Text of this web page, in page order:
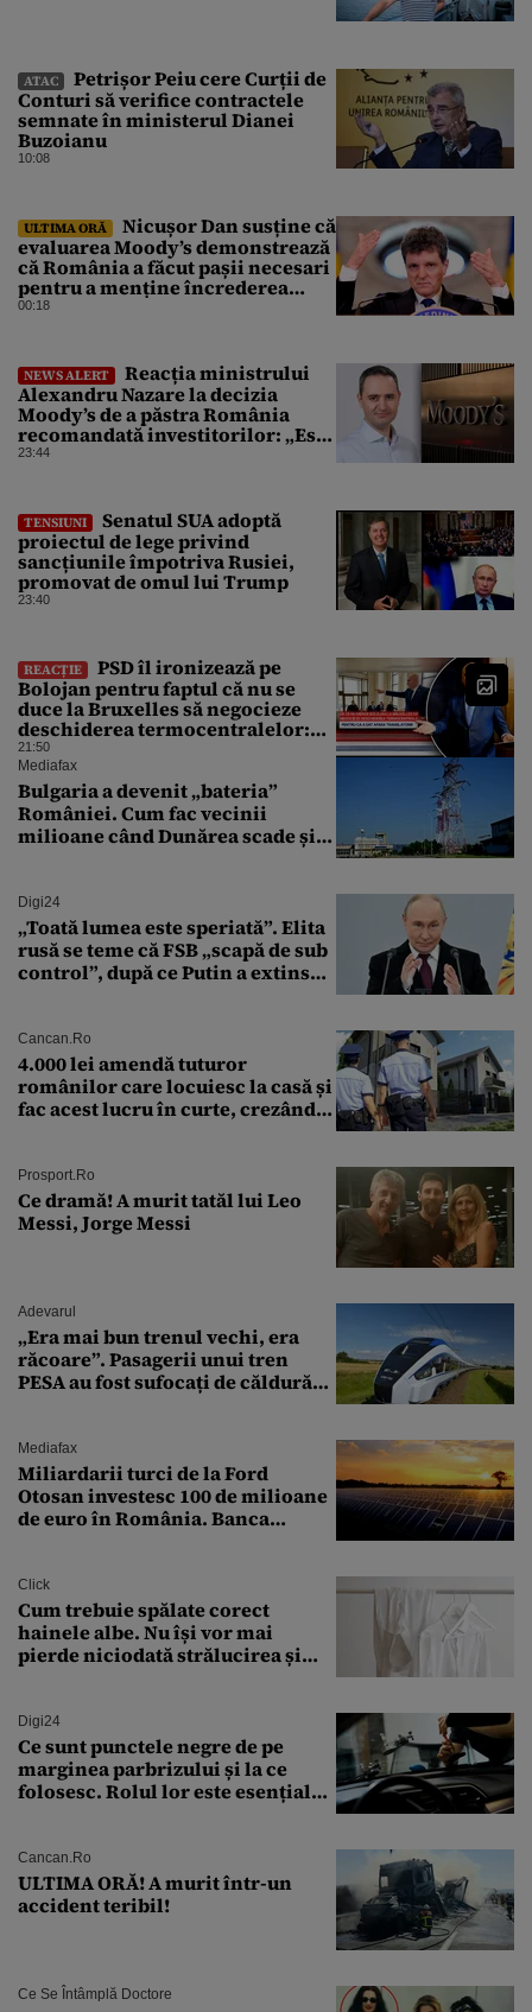
ATAC
Petrișor Peiu cere Curții de
Conturi să verifice contractele
semnate în ministerul Dianei
Buzoianu
10:08
ULTIMA ORĂ
Nicușor Dan susține că
evaluarea Moody’s demonstrează
că România a făcut pașii necesari
pentru a menține încrederea
investitorilor: „Totuși,
00:18
NEWS ALERT
Reacția ministrului
Alexandru Nazare la decizia
Moody’s de a păstra România
recomandată investitorilor: „Este
un răgaz, dar în niciun caz un
23:44
TENSIUNI
Senatul SUA adoptă
proiectul de lege privind
sancțiunile împotriva Rusiei,
promovat de omul lui Trump
23:40
REACȚIE
PSD îl ironizează pe
Bolojan pentru faptul că nu se
duce la Bruxelles să negocieze
deschiderea termocentralelor:
„Pentru că a dat afară
translatorii”
21:50
Mediafax
Bulgaria a devenit „bateria”
României. Cum fac vecinii
milioane când Dunărea scade și
Digi24
„Toată lumea este speriată”. Elita
rusă se teme că FSB „scapă de sub
control”, după ce Putin a extins
Cancan.ro
4.000 lei amendă tuturor
românilor care locuiesc la casă și
fac acest lucru în curte, crezând
Prosport.ro
Ce dramă! A murit tatăl lui Leo
Messi, Jorge Messi
Adevarul
„Era mai bun trenul vechi, era
răcoare”. Pasagerii unui tren
PESA au fost sufocați de căldură
Mediafax
Miliardarii turci de la Ford
Otosan investesc 100 de milioane
de euro în România. Banca
Click
Cum trebuie spălate corect
hainele albe. Nu își vor mai
pierde niciodată strălucirea și
Digi24
Ce sunt punctele negre de pe
marginea parbrizului și la ce
folosesc. Rolul lor este esențial
Cancan.ro
ULTIMA ORĂ! A murit într-un
accident teribil!
Ce Se Întâmplă Doctore